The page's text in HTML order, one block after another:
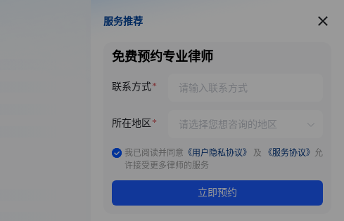
服务推荐
服务推荐
免费预约专业律师
联系方式
所在地区
我已阅读并同意 《用户隐私协议》 及 《服务协议》 允
许接受更多律师的服务
立即预约